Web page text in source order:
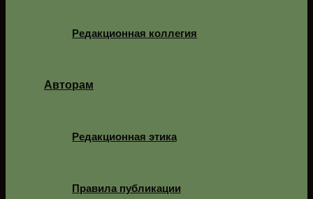
Редакционная коллегия
Авторам
Редакционная этика
Правила публикации